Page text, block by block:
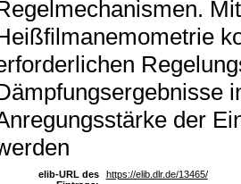
der
elib-URL des
https://elib.dlr.de/13465/